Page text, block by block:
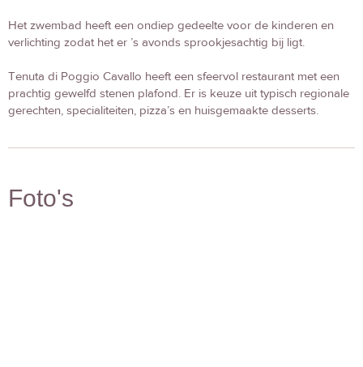
Het zwembad heeft een ondiep gedeelte voor de kinderen en
verlichting zodat het er ’s avonds sprookjesachtig bij ligt.
Tenuta di Poggio Cavallo heeft een sfeervol restaurant met een
prachtig gewelfd stenen plafond. Er is keuze uit typisch regionale
gerechten, specialiteiten, pizza’s en huisgemaakte desserts.
Foto's